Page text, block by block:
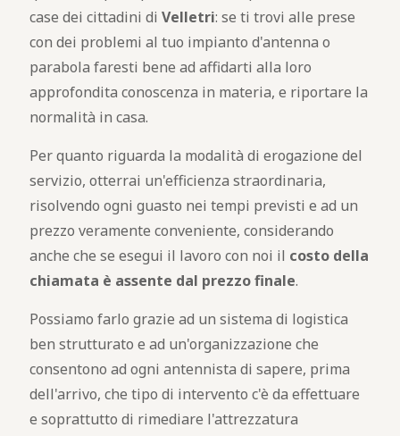
case dei cittadini di Velletri: se ti trovi alle prese
con dei problemi al tuo impianto d'antenna o
parabola faresti bene ad affidarti alla loro
approfondita conoscenza in materia, e riportare la
normalità in casa.
Per quanto riguarda la modalità di erogazione del
servizio, otterrai un'efficienza straordinaria,
risolvendo ogni guasto nei tempi previsti e ad un
prezzo veramente conveniente, considerando
anche che se esegui il lavoro con noi il costo della
chiamata è assente dal prezzo finale.
Possiamo farlo grazie ad un sistema di logistica
ben strutturato e ad un'organizzazione che
consentono ad ogni antennista di sapere, prima
dell'arrivo, che tipo di intervento c'è da effettuare
e soprattutto di rimediare l'attrezzatura